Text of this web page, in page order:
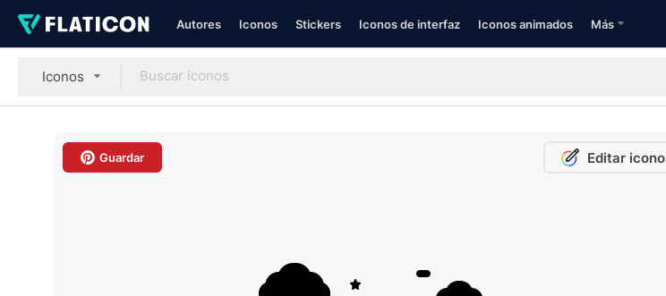
Autores Iconos Stickers Iconos de interfaz Iconos animados Más
Iconos
Guardar Editar icono